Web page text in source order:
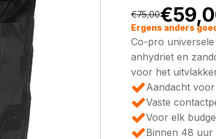
€75,00
prijs
was:
€75,00.
€
Huidige
prijs
is:
€59,00.
Ergens anders
Co-pro
anhydriet en
voor het
Aandacht
Vaste
Voor elk
Binnen 48 uur